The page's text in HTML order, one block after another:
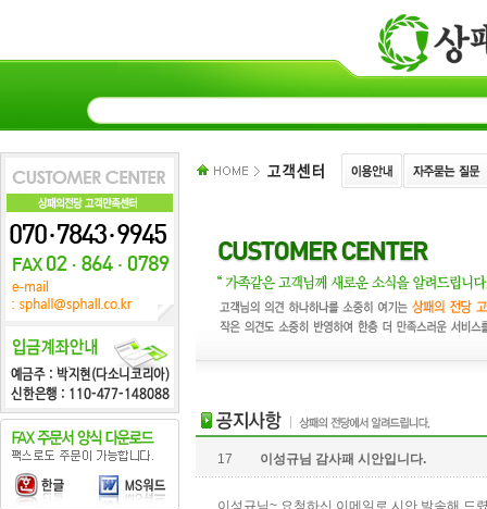
17 이성규님 감사패 시안입니다.
이성규님~ 요청하신 이메일로 시안 발송해 드